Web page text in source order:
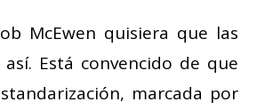
McEwen quisiera que las
Está convencido de que
marcada por